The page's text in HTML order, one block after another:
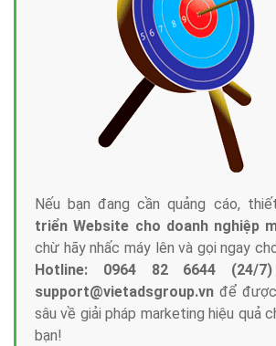
Nếu bạn đang cần quảng cáo,
triển Website cho doanh nghiệp
chừ hãy nhấc máy lên và gọi ngay
Hotline: 0964 82 6644 (24/
support@vietadsgroup.vn để
sâu về giải pháp marketing hiệu quả
bạn!